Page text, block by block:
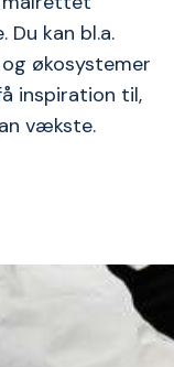
kan bl.a.
økosystemer
inspiration til,
vækste.